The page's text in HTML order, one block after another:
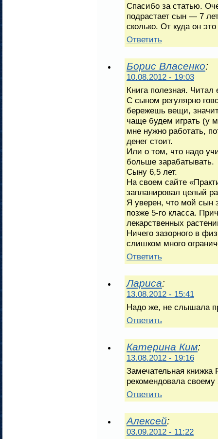
Спасибо за статью.
подрастает сын — 7
сколько. От куда он
Ответить
Борис Власенко:
10.08.2012 - 19:03
Книга полезная.
С сыном регулярно
бережешь вещи,
чаще будем играть (у
мне нужно работать,
денег стоит.
Или о том, что надо
больше зарабатывать.
Сыну 6,5 лет.
На своем сайте
запланировал целый
Я уверен, что мой сын
позже 5-го класса.
лекарственных
Ничего зазорного в
слишком много
Ответить
Лариса:
13.08.2012 - 15:41
Надо же, не слышала
Ответить
Катерина Ким:
13.08.2012 - 19:16
Замечательная
рекомендовала
Ответить
Алексей:
03.09.2012 - 11:22